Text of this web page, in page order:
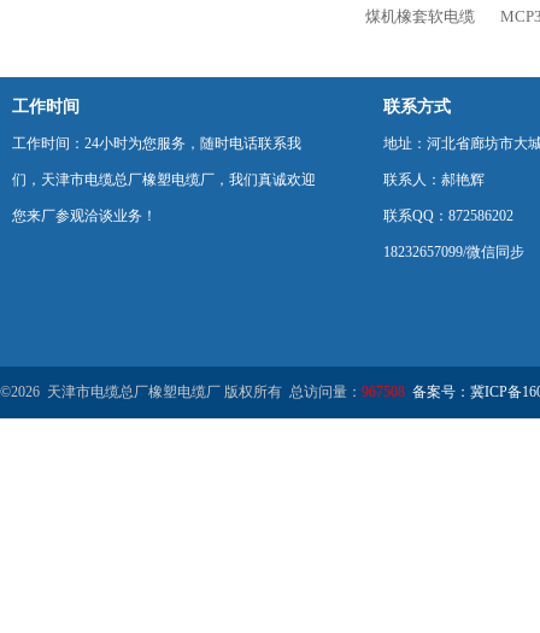
煤机橡套软电缆
工作时间
工作时间：24小时为您服务，随时电话联系我
们，天津市电缆总厂橡塑电缆厂，我们真诚欢迎
您来厂参观洽谈业务！
联系方式
地址：河北省廊坊市大
联系人：郝艳辉
联系QQ：872586202
18232657099/微信同步
©2026 天津市电缆总厂橡塑电缆厂 版权所有 总访问量： 967508 备案号：冀ICP备